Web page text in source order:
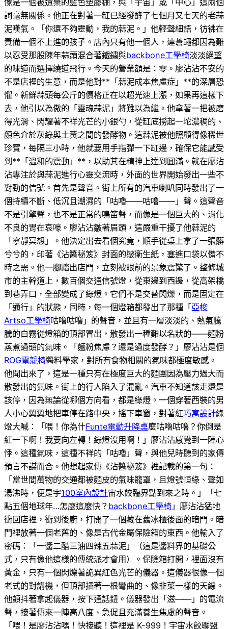
像是一個被遺棄的藍色塑膠棚，與「宇宙」或「中心」這兩個
詞毫無關係。他正在對著一缸已經發酵了七個月又七天的老蒜
泥嘆氣。「你還不夠靈動，我的蒜泥。」他輕聲細語，彷彿在
責備一個不上進的孩子。店內只有他一個人，連蒼蠅都因為難
以忍受那股陳年蒜頭混合著鐵鏽與backbone工學椅淡淡絕望
的味道而選擇繞道飛行。今天的營業額是：零。廖沾沾不安的
不是店裡的生意，而是他對**「蒜泥成本焦慮症」**的深層恐
懼。新鮮蒜頭每公斤的價格正在以超光速上漲，如果再這樣下
去，他引以為傲的「靈魂蒜泥」將難以為繼。他拿著一把被磨
得光滑、閃耀著不祥光芒的小銀勺，從缸底撈起一坨濃稠的、
顏色介於灰綠與土黃之間的發酵物。這蒜泥被他照顧得像稀世
珍寶，每隔三小時，他就要用手指彈一下缸邊，確保它能感受
到**「溫和的震動」**，以助其在精神上達到圓滿。就在廖沾
沾專注於與蒜泥進行心靈交流時，外面的世界開始發出一些不
對勁的信號。首先是聲音。街上所有的汽車喇叭同時發出了一
個持續不斷、低沉且潮濕的「咕嚕——咕嚕——」聲。這聲音
不是引擎聲，也不是正常的鳴笛聲，而像是一個巨大的、消化
不良的胃在哀嚎。廖沾沾皺著眉頭，這嚴重干擾了他蒜泥的
「寧靜冥想」。他決定出去看個究竟，順手從桌上拿了一張髒
兮兮的，印著《沾醬秘笈》封面的皺衛生紙，塞進口袋以備不
時之需。他一腳踏出店門，立刻被眼前的景象震驚了。整條城
市的主幹道上，數百個交通信號燈，從東邊到西邊，從高架橋
到巷弄口，全部變成了綠燈。它們不是交替閃爍，而是固定在
「通行」的狀態，同時，每一個燈箱都發出了那種「亞梭
Artso工學椅咕嚕咕嚕」的聲音，並且有一層淡淡的、熱氣騰
騰的白霧從燈箱的頂部冒出，散發出一種難以名狀的——麵粉
蒸煮過頭的氣味。「麵粉焦慮？還是過度發酵？」廖沾沾是個
ROG電競椅醬料學家，對所有食物相關的氣味都極度敏感。
他聞出來了，這是一種只有在極度巨大的麵團因為壓力過大而
散發出的氣味。街上的行人陷入了混亂。汽車不知道該走還是
該停，因為無論從哪個方向看，都是綠燈。一個穿著西裝的男
人小心翼翼地把車停在路中央，搖下車窗，對著紅巧寓設計綠
燈大喊：「喂！你為什Funte電動升降桌麼咕嚕咕嚕？你倒是
紅一下啊！我要向左轉！綠燈沒用啊！」廖沾沾感覺到一陣心
悸。這種氣味，這種不祥的「咕嚕」聲，與他兒時聽到的家傳
預言不謀而合。他想起家傳《沾醬秘笈》裡記載的第一句：
「當世間萬物的交通都被麵皮的氣味籠罩，且燈號恒綠、聲如
湯沸時，便是宇100室內設計宙水餃臨界點到來之時。」「七
點五個地球年…怎麼這麼快？ backbone工學椅 」廖沾沾猛地
衝回店裡，衝到後廚，打開了一個藏在舊冰櫃後面的暗門。暗
門裡放著一個老舊的、像是古代金屬保險箱的東西。他輸入了
密碼：「一醬二醋三油四辣五蒜泥」（這是醬料界的基礎公
式，只有像他這樣的傳統派才會用）。保險箱打開，裡面沒有
黃金，只有一個閃爍著詭異紅色光芒的儀器。這儀器很像一個
老式的對講機，但頂部插著一根彎曲的、像韭菜一樣的天線。
他顫抖著拿起儀器，按下通話鈕。儀器發出「滋——」的電流
聲，接著傳來一陣高八度、急促且充滿養生焦慮的聲音。
「喂！是廖沾沾嗎！快接聽！這裡是 K-999！宇宙水餃聯盟